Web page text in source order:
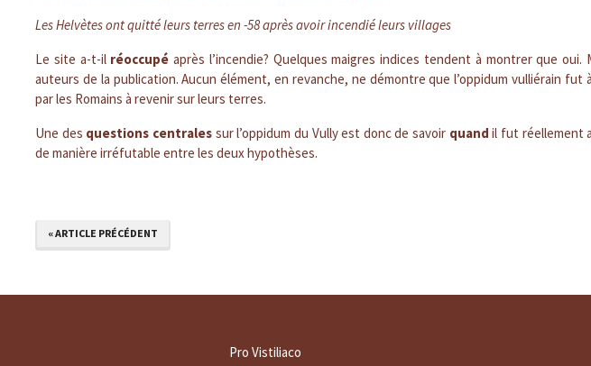
Les Helvètes ont quitté leurs terres en -58 après avoir incendié leurs villages
Le site a-t-il réoccupé après l’incendie? Quelques maigres indices tendent à montrer que
auteurs de la publication. Aucun élément, en revanche, ne démontre que l’oppidum vulliérain
par les Romains à revenir sur leurs terres.
Une des questions centralessur l’oppidum du Vully est donc de savoir quand il fut réellement
de manière irréfutable entre les deux hypothèses.
« ARTICLE PRÉCÉDENT
Pro Vistiliaco